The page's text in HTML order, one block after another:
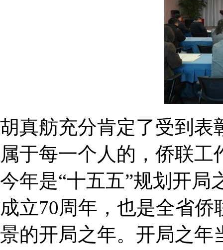
胡真舫充分肯定了受到表
属于每一个人的，侨联
今年是“十五五”规划开局
成立70周年，也是全省侨
景的开局之年。开局之年